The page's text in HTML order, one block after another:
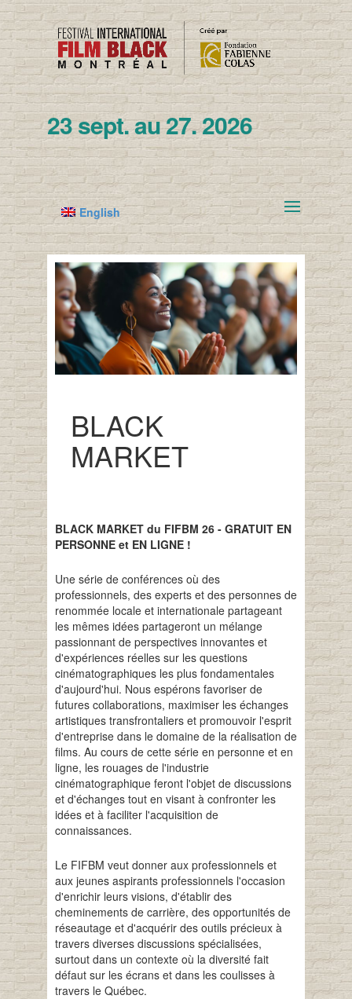
23 sept. au 27. 2026
English
BLACK
MARKET
BLACK MARKET du FIFBM 26 - GRATUIT EN
PERSONNE et EN LIGNE !
Une série de conférences où des
professionnels, des experts et des personnes de
renommée locale et internationale partageant
les mêmes idées partageront un mélange
passionnant de perspectives innovantes et
d'expériences réelles sur les questions
cinématographiques les plus fondamentales
d'aujourd'hui. Nous espérons favoriser de
futures collaborations, maximiser les échanges
artistiques transfrontaliers et promouvoir l'esprit
d'entreprise dans le domaine de la réalisation de
films. Au cours de cette série en personne et en
ligne, les rouages de l'industrie
cinématographique feront l'objet de discussions
et d'échanges tout en visant à confronter les
idées et à faciliter l'acquisition de
connaissances.
Le FIFBM veut donner aux professionnels et
aux jeunes aspirants professionnels l'occasion
d'enrichir leurs visions, d'établir des
cheminements de carrière, des opportunités de
réseautage et d'acquérir des outils précieux à
travers diverses discussions spécialisées,
surtout dans un contexte où la diversité fait
défaut sur les écrans et dans les coulisses à
travers le Québec.